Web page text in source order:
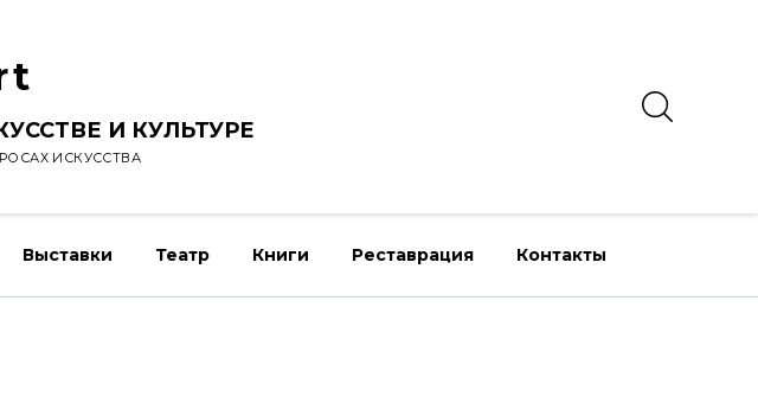
t
И КУЛЬТУРЕ
ИСКУССТВА
Выставки Театр Книги Реставрация Контакты